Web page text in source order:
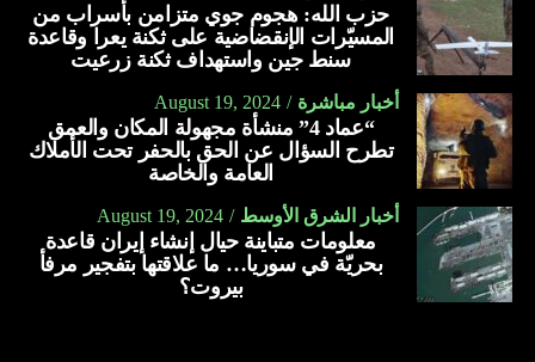
حزب الله: هجوم جوي متزامن بأسراب من
المسيّرات الإنقضاضية على ثكنة يعرا وقاعدة
سنط جين واستهداف ثكنة زرعيت
أخبار مباشرة August 19, 2024
“عماد 4” منشأة مجهولة المكان والعمق
تطرح السؤال عن الحق بالحفر تحت الأملاك
العامة والخاصة
أخبار الشرق الأوسط August 19, 2024
معلومات متباينة حيال إنشاء إيران قاعدة
بحريّة في سوريا… ما علاقتها بتفجير مرفأ
بيروت؟